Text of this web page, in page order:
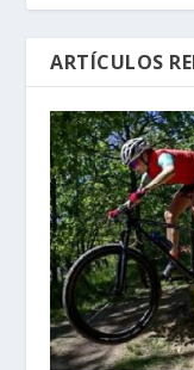
ARTÍCULOS